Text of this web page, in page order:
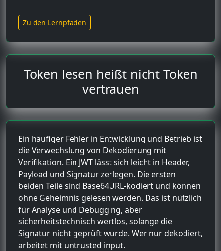
Zu den Lernpfaden
Token lesen heißt nicht Token
vertrauen
Ein häufiger Fehler in Entwicklung und Betrieb ist
die Verwechslung von Dekodierung mit
Verifikation. Ein JWT lässt sich leicht in Header,
Payload und Signatur zerlegen. Die ersten
beiden Teile sind Base64URL-kodiert und können
ohne Geheimnis gelesen werden. Das ist nützlich
für Analyse und Debugging, aber
sicherheitstechnisch wertlos, solange die
Signatur nicht geprüft wurde. Wer nur dekodiert,
arbeitet mit untrusted input.